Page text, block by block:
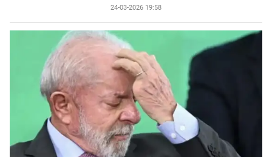
24-03-2026 19:58